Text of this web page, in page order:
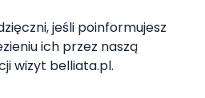
jeśli poinformujesz
ich przez naszą
wizyt belliata.pl.